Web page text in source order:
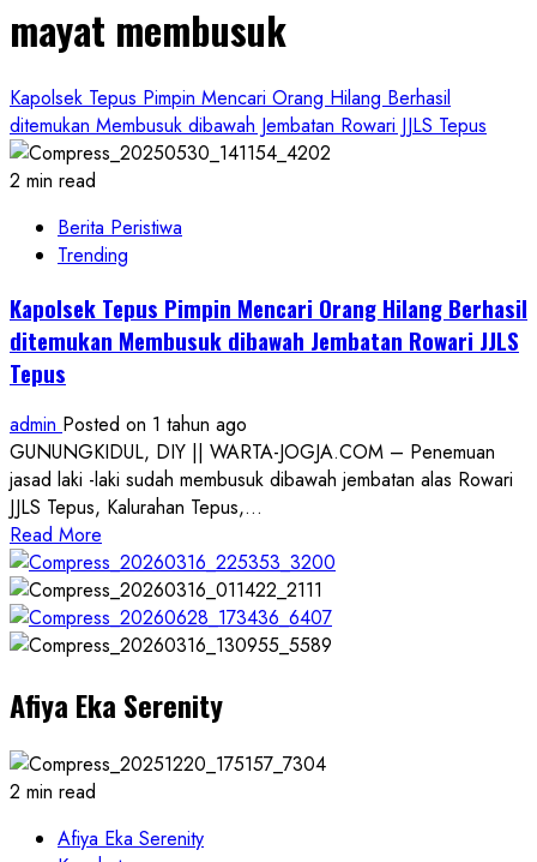
mayat membusuk
Kapolsek Tepus Pimpin Mencari Orang Hilang Berhasil
ditemukan Membusuk dibawah Jembatan Rowari JJLS Tepus
2 min read
Berita Peristiwa
Trending
Kapolsek Tepus Pimpin Mencari Orang Hilang Berhasil
ditemukan Membusuk dibawah Jembatan Rowari JJLS
Tepus
admin Posted on 1 tahun ago
GUNUNGKIDUL, DIY || WARTA-JOGJA.COM – Penemuan
jasad laki -laki sudah membusuk dibawah jembatan alas Rowari
JJLS Tepus, Kalurahan Tepus,...
Read More
more
about
Kapolsek
Tepus
Mencari
Orang
Hilang
Berhasil
Membusuk
Afiya Eka Serenity
2 min read
Afiya Eka Serenity